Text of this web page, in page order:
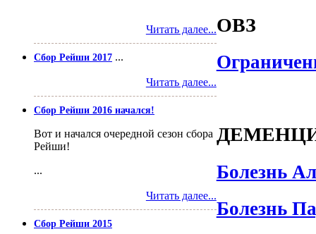
ОВЗ
Болезнь
Болезнь
Читать далее...
Сбор Рейши 2017 ...
Читать далее...
Сбор Рейши 2016 начался!
Вот и начался очередной сезон сбора
Рейши!
...
Читать далее...
Сбор Рейши 2015